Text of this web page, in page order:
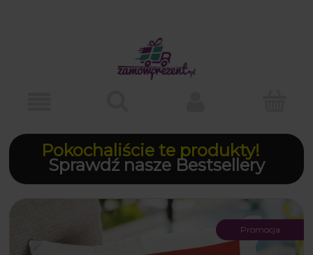
Pokochaliście te produkty!
Sprawdź nasze Bestsellery
Promocja